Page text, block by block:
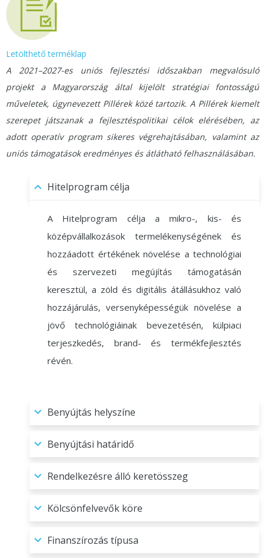
Letölthető terméklap
A 2021–2027-es uniós fejlesztési időszakban megvalósuló
projekt a Magyarország által kijelölt stratégiai fontosságú
műveletek, úgynevezett Pillérek közé tartozik. A Pillérek kiemelt
szerepet játszanak a fejlesztéspolitikai célok elérésében, az
adott operatív program sikeres végrehajtásában, valamint az
uniós támogatások eredményes és átlátható felhasználásában.
Hitelprogram célja
A Hitelprogram célja a mikro-, kis- és
középvállalkozások termelékenységének és
hozzáadott értékének növelése a technológiai
és szervezeti megújítás támogatásán
keresztül, a zöld és digitális átállásukhoz való
hozzájárulás, versenyképességük növelése a
jövő technológiáinak bevezetésén, külpiaci
terjeszkedés, brand- és termékfejlesztés
révén.
Benyújtás helyszíne
Benyújtási határidő
Rendelkezésre álló keretösszeg
Kölcsönfelvevők köre
Finanszírozás típusa